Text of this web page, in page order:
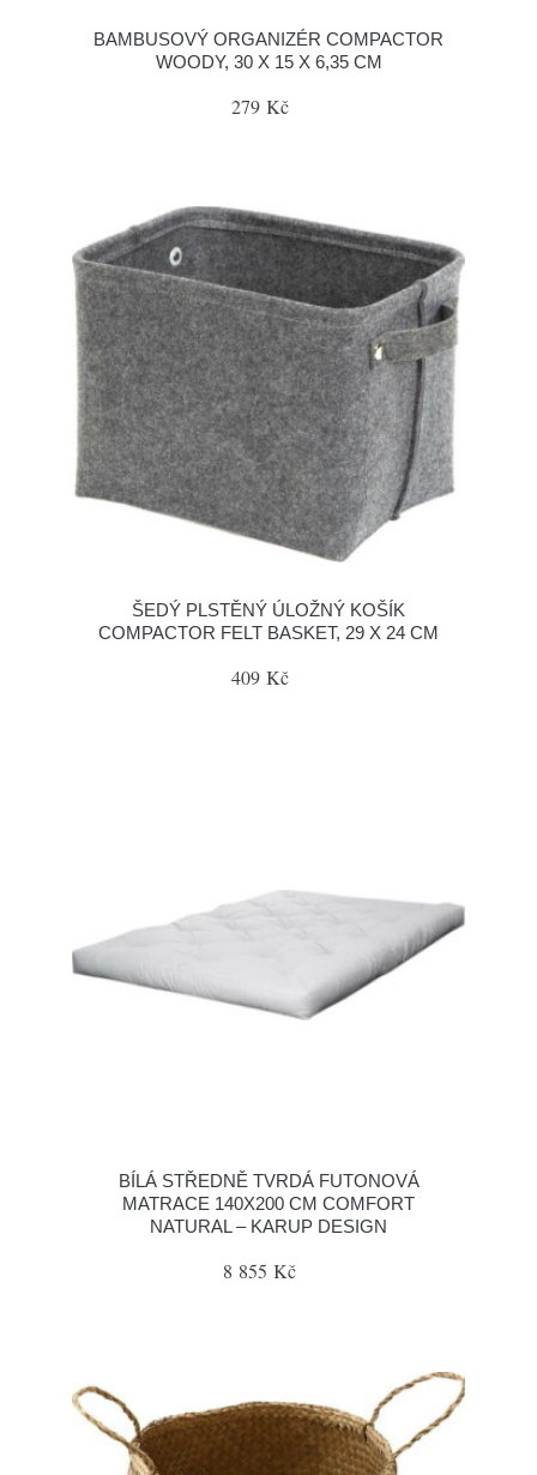
BAMBUSOVÝ ORGANIZÉR COMPACTOR
WOODY, 30 X 15 X 6,35 CM
279 Kč
ŠEDÝ PLSTĚNÝ ÚLOŽNÝ KOŠÍK
COMPACTOR FELT BASKET, 29 X 24 CM
409 Kč
BÍLÁ STŘEDNĚ TVRDÁ FUTONOVÁ
MATRACE 140X200 CM COMFORT
NATURAL – KARUP DESIGN
8 855 Kč